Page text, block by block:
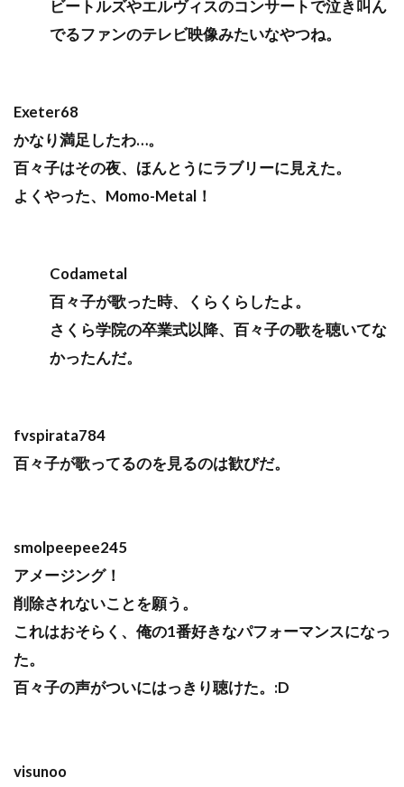
ビートルズやエルヴィスのコンサートで泣き叫ん
でるファンのテレビ映像みたいなやつね。
Exeter68
かなり満足したわ…。
百々子はその夜、ほんとうにラブリーに見えた。
よくやった、Momo-Metal！
Codametal
百々子が歌った時、くらくらしたよ。
さくら学院の卒業式以降、百々子の歌を聴いてな
かったんだ。
fvspirata784
百々子が歌ってるのを見るのは歓びだ。
smolpeepee245
アメージング！
削除されないことを願う。
これはおそらく、俺の1番好きなパフォーマンスになっ
た。
百々子の声がついにはっきり聴けた。:D
visunoo